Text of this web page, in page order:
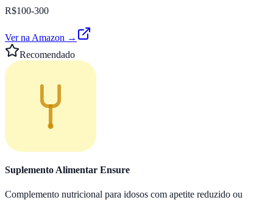
R$100-300
Ver na Amazon →
Recomendado
Suplemento Alimentar Ensure
Complemento nutricional para idosos com apetite reduzido ou